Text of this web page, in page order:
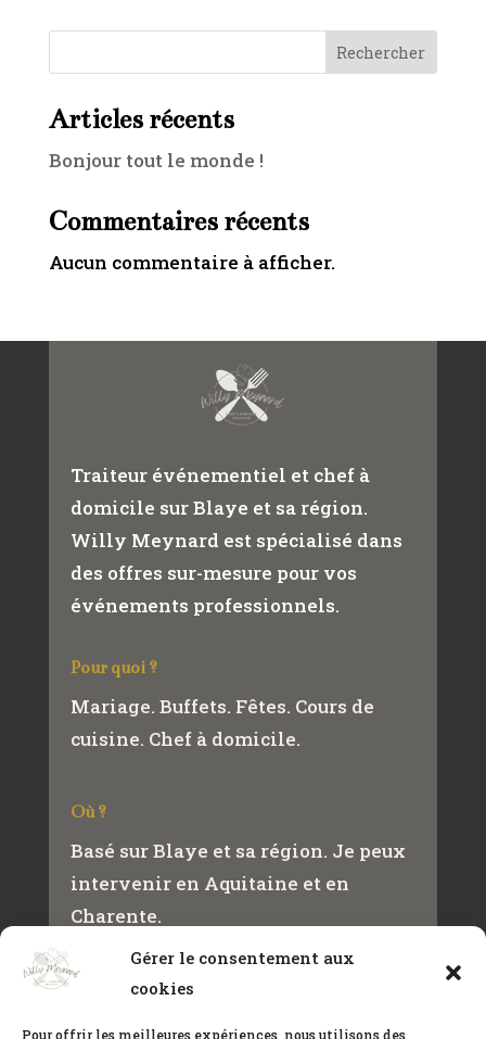
Gérer le consentement aux
cookies
Pour offrir les meilleures expériences, nous utilisons des
Rechercher
Articles récents
Bonjour tout le monde !
Commentaires récents
Aucun commentaire à afficher.
Traiteur événementiel et chef à
domicile sur Blaye et sa région.
Willy Meynard est spécialisé dans
des offres sur-mesure pour vos
événements professionnels.
Pour quoi ?
Mariage. Buffets. Fêtes. Cours de
cuisine. Chef à domicile.
Où ?
Basé sur Blaye et sa région. Je peux
intervenir en Aquitaine et en
Charente.
Contact
+33(0)650432466